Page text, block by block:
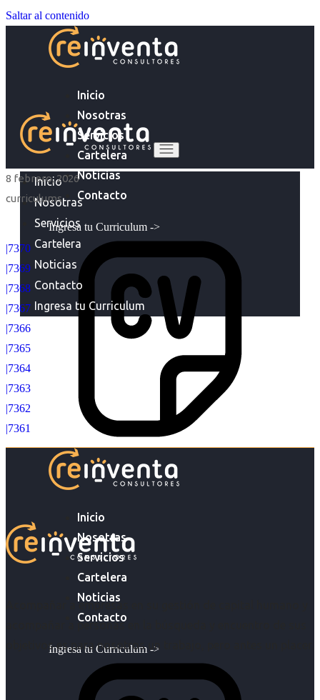
Saltar al contenido
Inicio
Nosotras
Servicios
Cartelera
Noticias
Contacto
Ingresa tu Curriculum ->
Inicio
Nosotras
Servicios
Cartelera
Noticias
Contacto
Ingresa tu Curriculum ->
Inicio
Nosotras
Servicios
Cartelera
Noticias
Contacto
Ingresa tu Curriculum
8 febrero, 2026
curriculums
|7370
|7369
|7368
|7367
|7366
|7365
|7364
|7363
|7362
|7361
Acompañar a empresas en su gestión de capital humano y
acompañar a personas en la búsqueda y encuentro de sus
objetivos es para nosotros un trabajo, pero antes un placer.